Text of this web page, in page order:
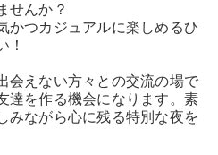
せんか？
かつカジュアルに楽しめるひ
会えない方々との交流の場で
達を作る機会になります。素
みながら心に残る特別な夜を